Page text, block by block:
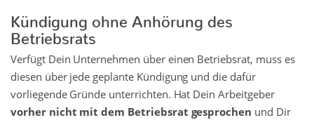
Kündigung ohne Anhörung des
Betriebsrats
Verfügt Dein Unternehmen über einen Betriebsrat, muss es
diesen über jede geplante Kündigung und die dafür
vorliegende Gründe unterrichten. Hat Dein Arbeitgeber
vorher nicht mit dem Betriebsrat gesprochen und Dir